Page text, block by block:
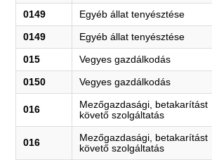
0149 Egyéb állat tenyésztése
0149 Egyéb állat tenyésztése
015 Vegyes gazdálkodás
0150 Vegyes gazdálkodás
016
Mezőgazdasági, betakarítást
követő szolgáltatás
016
Mezőgazdasági, betakarítást
követő szolgáltatás